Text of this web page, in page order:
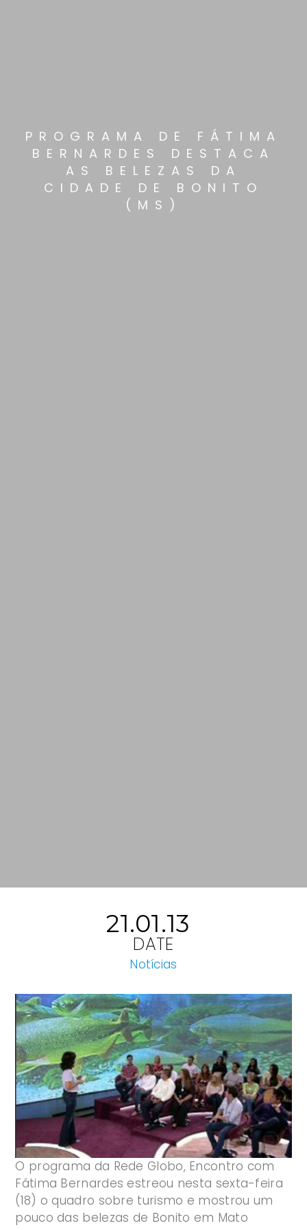
PROGRAMA DE FÁTIMA
BERNARDES DESTACA
AS BELEZAS DA
CIDADE DE BONITO
(MS)
21.01.13
DATE
Notícias
O programa da Rede Globo, Encontro com
Fátima Bernardes estreou nesta sexta-feira
(18) o quadro sobre turismo e mostrou um
pouco das belezas de Bonito em Mato